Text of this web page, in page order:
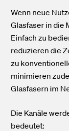
Wenn neue
Glasfaser in die
Einfach zu
reduzieren die
zu
minimieren
Glasfasern im
Die Kanäle
bedeutet: